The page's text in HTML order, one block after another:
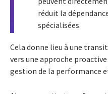
réduit la
spécialisées.
Cela donne lieu à une
vers une approche
gestion de la performance